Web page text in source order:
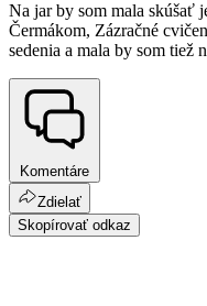
Na jar by som mala skúšať
Čermákom, Zázračné
sedenia a mala by som tiež
Komentáre
Zdielať
Skopírovať odkaz